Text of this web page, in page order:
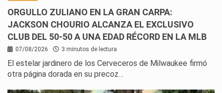
ORGULLO ZULIANO EN LA GRAN CARPA:
JACKSON CHOURIO ALCANZA EL EXCLUSIVO
CLUB DEL 50-50 A UNA EDAD RÉCORD EN LA MLB
07/08/2026 3 minutos de lectura
El estelar jardinero de los Cerveceros de Milwaukee firmó
otra página dorada en su precoz…